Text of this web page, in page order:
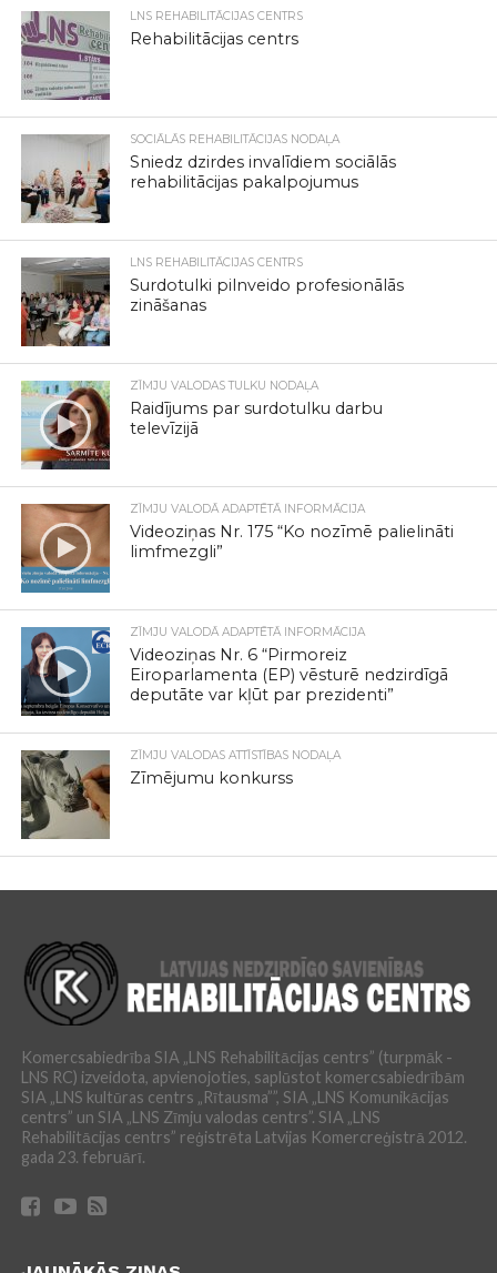
LNS REHABILITĀCIJAS CENTRS
Rehabilitācijas centrs
SOCIĀLĀS REHABILITĀCIJAS NODAĻA
Sniedz dzirdes invalīdiem sociālās
rehabilitācijas pakalpojumus
LNS REHABILITĀCIJAS CENTRS
Surdotulki pilnveido profesionālās
zināšanas
ZĪMJU VALODAS TULKU NODAĻA
Raidījums par surdotulku darbu
televīzijā
ZĪMJU VALODĀ ADAPTĒTĀ INFORMĀCIJA
Videoziņas Nr. 175 “Ko nozīmē palielināti
limfmezgli”
ZĪMJU VALODĀ ADAPTĒTĀ INFORMĀCIJA
Videoziņas Nr. 6 “Pirmoreiz
Eiroparlamenta (EP) vēsturē nedzirdīgā
deputāte var kļūt par prezidenti”
ZĪMJU VALODAS ATTĪSTĪBAS NODAĻA
Zīmējumu konkurss
Komercsabiedrība SIA „LNS Rehabilitācijas centrs” (turpmāk -
LNS RC) izveidota, apvienojoties, saplūstot komercsabiedrībām
SIA „LNS kultūras centrs „Rītausma””, SIA „LNS Komunikācijas
centrs” un SIA „LNS Zīmju valodas centrs”. SIA „LNS
Rehabilitācijas centrs” reģistrēta Latvijas Komercreģistrā 2012.
gada 23. februārī.